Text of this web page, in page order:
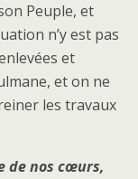
Peuple, et
n’y est pas
et
et on ne
les travaux
de nos cœurs,